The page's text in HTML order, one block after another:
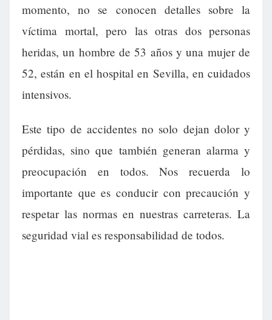
momento, no se conocen detalles sobre la
víctima mortal, pero las otras dos personas
heridas, un hombre de 53 años y una mujer de
52, están en el hospital en Sevilla, en cuidados
intensivos.
Este tipo de accidentes no solo dejan dolor y
pérdidas, sino que también generan alarma y
preocupación en todos. Nos recuerda lo
importante que es conducir con precaución y
respetar las normas en nuestras carreteras. La
seguridad vial es responsabilidad de todos.